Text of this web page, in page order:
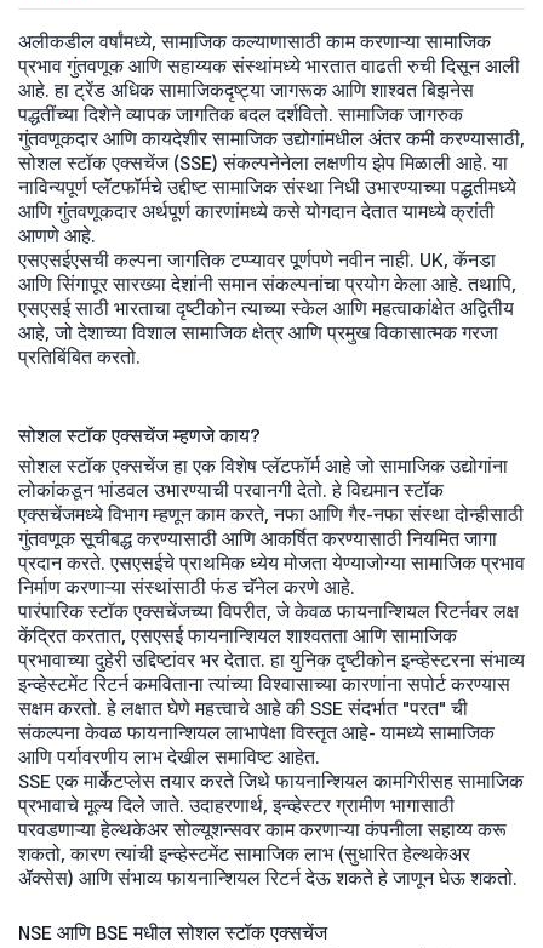
अलीकडील वर्षांमध्ये, सामाजिक कल्याणासाठी काम करणाऱ्या सामाजिक
प्रभाव गुंतवणूक आणि सहाय्यक संस्थांमध्ये भारतात वाढती रुची दिसून आली
आहे. हा ट्रेंड अधिक सामाजिकदृष्ट्या जागरूक आणि शाश्वत बिझनेस
पद्धतींच्या दिशेने व्यापक जागतिक बदल दर्शवितो. सामाजिक जागरुक
गुंतवणूकदार आणि कायदेशीर सामाजिक उद्योगांमधील अंतर कमी करण्यासाठी,
सोशल स्टॉक एक्सचेंज (SSE) संकल्पनेनेला लक्षणीय झेप मिळाली आहे. या
नाविन्यपूर्ण प्लॅटफॉर्मचे उद्दीष्ट सामाजिक संस्था निधी उभारण्याच्या पद्धतीमध्ये
आणि गुंतवणूकदार अर्थपूर्ण कारणांमध्ये कसे योगदान देतात यामध्ये क्रांती
आणणे आहे.
एसएसईएसची कल्पना जागतिक टप्प्यावर पूर्णपणे नवीन नाही. UK, कॅनडा
आणि सिंगापूर सारख्या देशांनी समान संकल्पनांचा प्रयोग केला आहे. तथापि,
एसएसई साठी भारताचा दृष्टीकोन त्याच्या स्केल आणि महत्वाकांक्षेत अद्वितीय
आहे, जो देशाच्या विशाल सामाजिक क्षेत्र आणि प्रमुख विकासात्मक गरजा
प्रतिबिंबित करतो.
सोशल स्टॉक एक्सचेंज म्हणजे काय?
सोशल स्टॉक एक्सचेंज हा एक विशेष प्लॅटफॉर्म आहे जो सामाजिक उद्योगांना
लोकांकडून भांडवल उभारण्याची परवानगी देतो. हे विद्यमान स्टॉक
एक्सचेंजमध्ये विभाग म्हणून काम करते, नफा आणि गैर-नफा संस्था दोन्हीसाठी
गुंतवणूक सूचीबद्ध करण्यासाठी आणि आकर्षित करण्यासाठी नियमित जागा
प्रदान करते. एसएसईचे प्राथमिक ध्येय मोजता येण्याजोग्या सामाजिक प्रभाव
निर्माण करणाऱ्या संस्थांसाठी फंड चॅनेल करणे आहे.
पारंपारिक स्टॉक एक्सचेंजच्या विपरीत, जे केवळ फायनान्शियल रिटर्नवर लक्ष
केंद्रित करतात, एसएसई फायनान्शियल शाश्वतता आणि सामाजिक
प्रभावाच्या दुहेरी उद्दिष्टांवर भर देतात. हा युनिक दृष्टीकोन इन्व्हेस्टरना संभाव्य
इन्व्हेस्टमेंट रिटर्न कमविताना त्यांच्या विश्वासाच्या कारणांना सपोर्ट करण्यास
सक्षम करतो. हे लक्षात घेणे महत्त्वाचे आहे की SSE संदर्भात "परत" ची
संकल्पना केवळ फायनान्शियल लाभापेक्षा विस्तृत आहे- यामध्ये सामाजिक
आणि पर्यावरणीय लाभ देखील समाविष्ट आहेत.
SSE एक मार्केटप्लेस तयार करते जिथे फायनान्शियल कामगिरीसह सामाजिक
प्रभावाचे मूल्य दिले जाते. उदाहरणार्थ, इन्व्हेस्टर ग्रामीण भागासाठी
परवडणाऱ्या हेल्थकेअर सोल्यूशन्सवर काम करणाऱ्या कंपनीला सहाय्य करू
शकतो, कारण त्यांची इन्व्हेस्टमेंट सामाजिक लाभ (सुधारित हेल्थकेअर
ॲक्सेस) आणि संभाव्य फायनान्शियल रिटर्न देऊ शकते हे जाणून घेऊ शकतो.
NSE आणि BSE मधील सोशल स्टॉक एक्सचेंज